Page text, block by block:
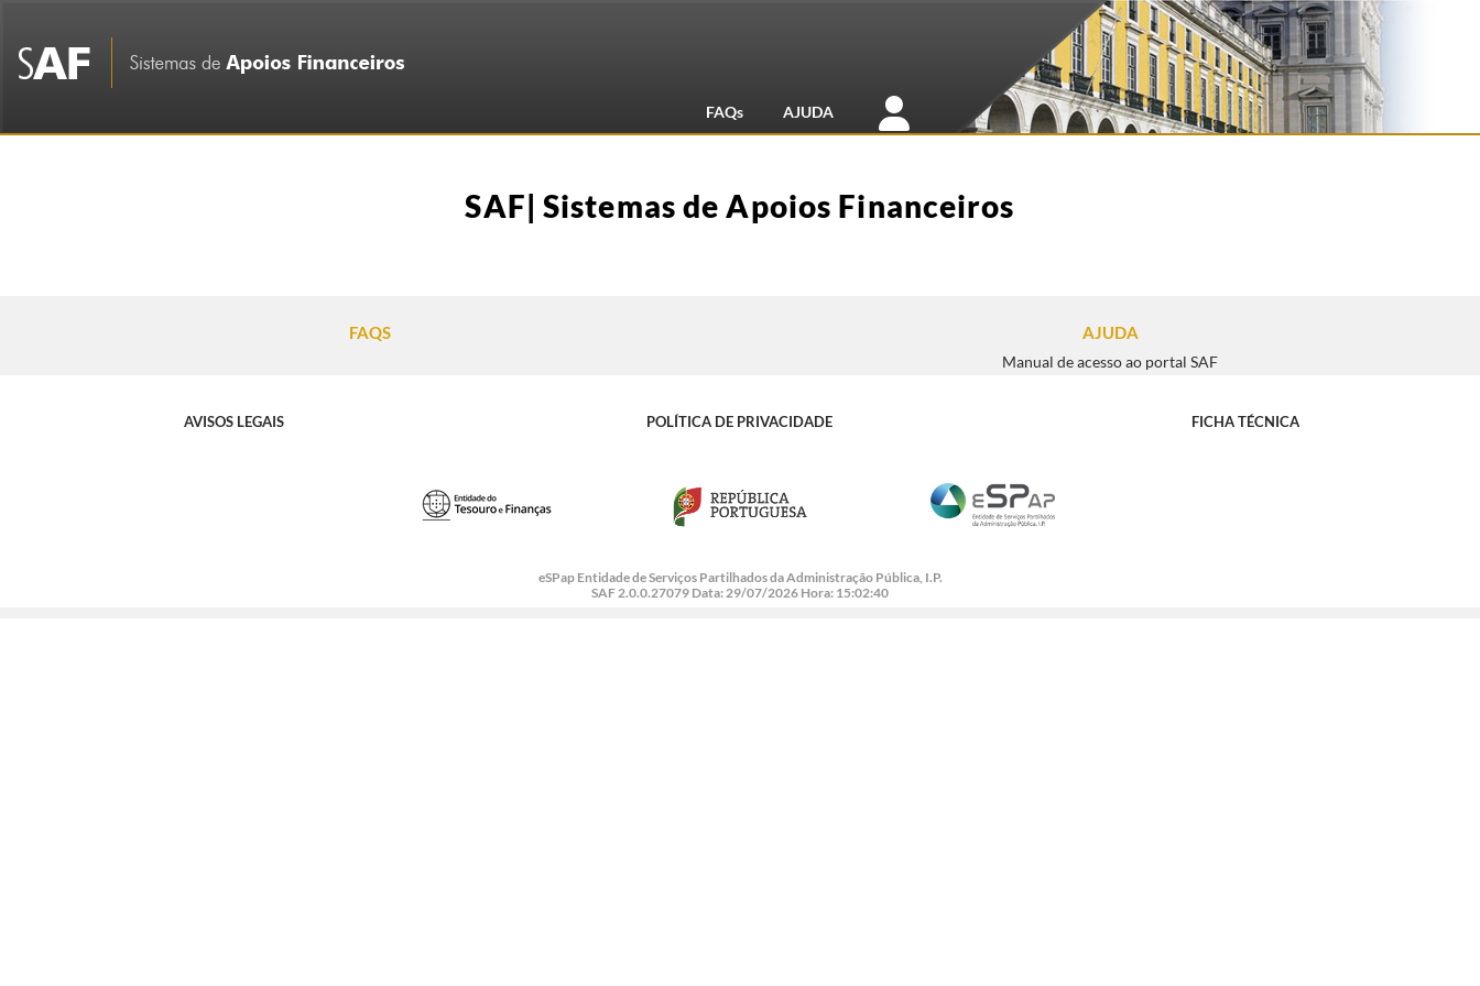
FAQs AJUDA
SAF| Sistemas de Apoios Financeiros
FAQS AJUDA
Manual de acesso ao portal SAF
AVISOS LEGAIS POLÍTICA DE PRIVACIDADE FICHA TÉCNICA
eSPap Entidade de Serviços Partilhados da Administração Pública, I.P.
SAF 2.0.0.27079 Data: 29/07/2026 Hora: 15:02:40